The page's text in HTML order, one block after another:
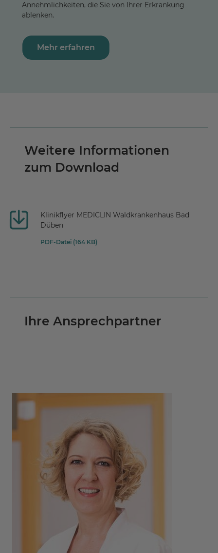
Annehmlichkeiten, die Sie von Ihrer Erkrankung
ablenken.
Mehr erfahren
Weitere Informationen
zum Download
Klinikflyer MEDICLIN Waldkrankenhaus Bad
Düben
PDF-Datei (164 KB)
Ihre Ansprechpartner